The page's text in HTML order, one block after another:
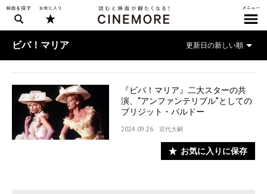
ビバ！マリア
『ビバ！マリア』二大スターの共
演、“アンファンテリブル”としての
ブリジット・バルドー
2024.09.26 宮代大嗣
お気に入りに保存